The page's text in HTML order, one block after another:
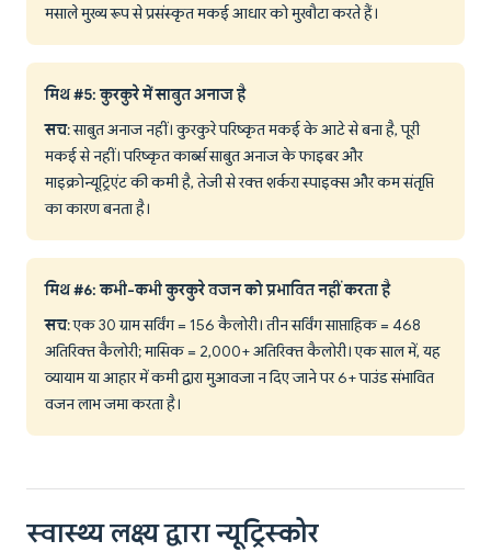
मसाले मुख्य रूप से प्रसंस्कृत मकई आधार को मुखौटा करते हैं।
मिथ #5: कुरकुरे में साबुत अनाज है
सच: साबुत अनाज नहीं। कुरकुरे परिष्कृत मकई के आटे से बना है, पूरी
मकई से नहीं। परिष्कृत कार्ब्स साबुत अनाज के फाइबर और
माइक्रोन्यूट्रिएंट की कमी है, तेजी से रक्त शर्करा स्पाइक्स और कम संतृप्ति
का कारण बनता है।
मिथ #6: कभी-कभी कुरकुरे वजन को प्रभावित नहीं करता है
सच: एक 30 ग्राम सर्विंग = 156 कैलोरी। तीन सर्विंग साप्ताहिक = 468
अतिरिक्त कैलोरी; मासिक = 2,000+ अतिरिक्त कैलोरी। एक साल में, यह
व्यायाम या आहार में कमी द्वारा मुआवजा न दिए जाने पर 6+ पाउंड संभावित
वजन लाभ जमा करता है।
स्वास्थ्य लक्ष्य द्वारा न्यूट्रिस्कोर